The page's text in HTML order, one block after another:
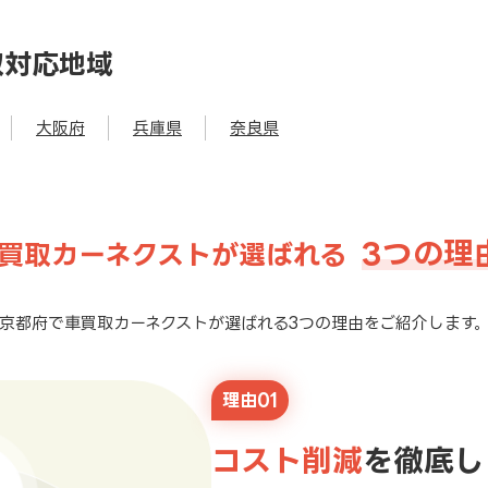
応地域
大阪府 兵庫県 奈良県
取カーネクストが選ばれる 3つの理
都府で車買取カーネクストが選ばれる3つの理由をご紹介します
理由01
コスト削減を徹底し